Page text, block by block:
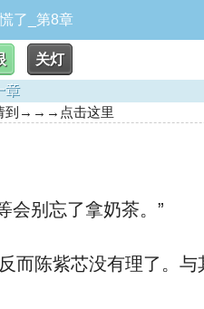
了_第8章
关灯
章
到→→→点击这里
会别忘了拿奶茶。”
陈紫芯没有理了。与